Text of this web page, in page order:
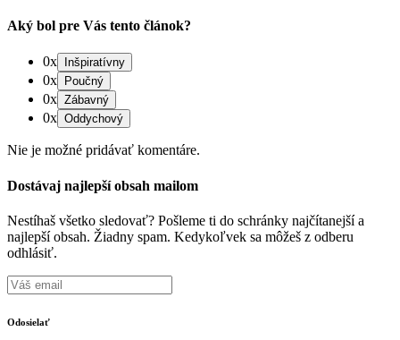
Aký bol pre Vás tento článok?
0x
0x
0x
0x
Nie je možné pridávať komentáre.
Dostávaj najlepší obsah mailom
Nestíhaš všetko sledovať? Pošleme ti do schránky najčítanejší a
najlepší obsah. Žiadny spam. Kedykoľvek sa môžeš z odberu
odhlásiť.
Odosielať